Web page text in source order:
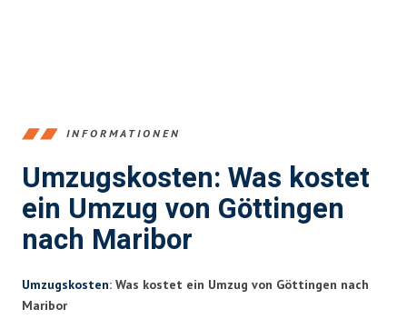
INFORMATIONEN
Umzugskosten: Was kostet
ein Umzug von Göttingen
nach Maribor
Umzugskosten: Was kostet ein Umzug von Göttingen nach
Maribor